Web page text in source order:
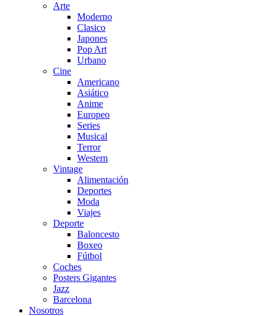
Arte
Moderno
Clasico
Japones
Pop Art
Urbano
Cine
Americano
Asiático
Anime
Europeo
Series
Musical
Terror
Western
Vintage
Alimentación
Deportes
Moda
Viajes
Deporte
Baloncesto
Boxeo
Fútbol
Coches
Posters Gigantes
Jazz
Barcelona
Nosotros